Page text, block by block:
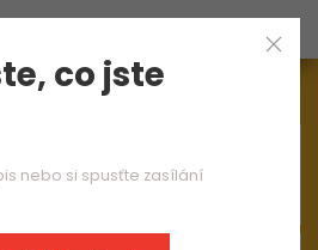
práce
co jste
nebo si spusťte zasílání